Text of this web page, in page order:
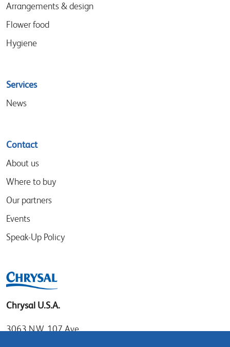
Arrangements & design
Flower food
Hygiene
Services
News
Contact
About us
Where to buy
Our partners
Events
Speak-Up Policy
Chrysal U.S.A.
3063 N.W. 107 Ave.